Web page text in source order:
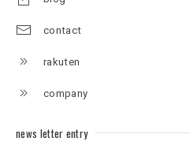
contact
rakuten
company
news letter entry